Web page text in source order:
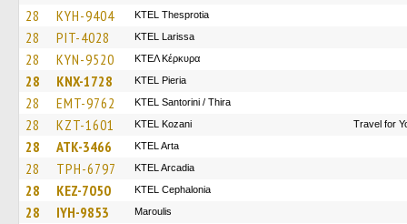
28 KYH-9404 KTEL Thesprotia
28 PIT-4028 KTEL Larissa
28 KYN-9520 ΚΤΕΛ Κέρκυρα
28 KNX-1728 KTEL Pieria
28 EMT-9762 KTEL Santorini / Thira
28 KZT-1601 ΚΤΕL Kozani Travel for
28 ATK-3466 KTEL Arta
28 TPH-6797 KTEL Arcadia
28 KEZ-7050 KTEL Cephalonia
28 IYH-9853 Maroulis